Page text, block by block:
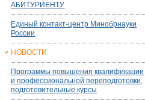
АБИТУРИЕНТУ
Единый контакт-центр Минобрнауки
России
НОВОСТИ
Программы повышения квалификации
и профессиональной переподготовки,
подготовительные курсы